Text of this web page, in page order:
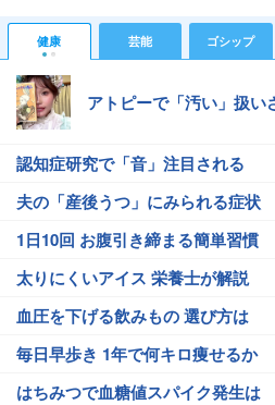
健康 芸能 ゴシップ
アトピーで「汚い」扱い
認知症研究で「音」注目される
夫の「産後うつ」にみられる症状
1日10回 お腹引き締まる簡単習慣
太りにくいアイス 栄養士が解説
血圧を下げる飲みもの 選び方は
毎日早歩き 1年で何キロ痩せるか
はちみつで血糖値スパイク発生は